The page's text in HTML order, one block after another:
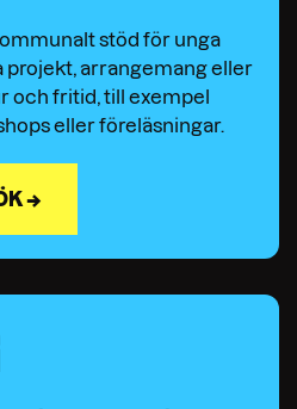
stöd för unga
projekt, arrangemang eller
och fritid, till exempel
eller föreläsningar.
→